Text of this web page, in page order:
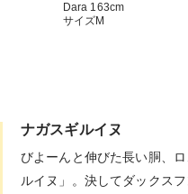
Dara 163cm
サイズM
ナガスギルイヌ
びよーんと伸びた長い胴、
ルイヌ」。決してダックス